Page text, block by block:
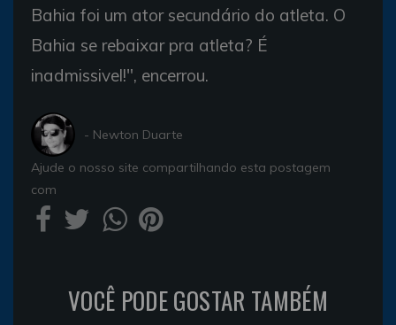
Bahia foi um ator secundário do atleta. O
Bahia se rebaixar pra atleta? É
inadmissivel!", encerrou.
- Newton Duarte
Ajude o nosso site compartilhando esta postagem
com
VOCÊ PODE GOSTAR TAMBÉM